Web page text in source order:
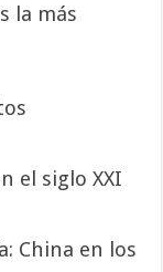
la más
el siglo XXI
China en los